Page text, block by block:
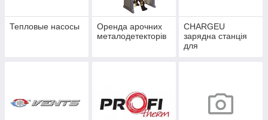
Тепловые насосы
Оренда арочних
металодетекторів
CHARGEU
зарядна станція
для